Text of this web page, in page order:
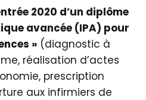
2020 d’un diplôme
avancée (IPA) pour
» (diagnostic à
réalisation d’actes
prescription
aux infirmiers de